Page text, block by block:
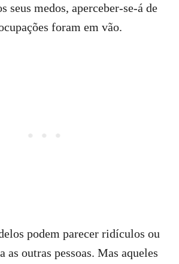
seus medos, aperceber-se-á de
foram em vão.
podem parecer ridículos ou
as outras pessoas. Mas aqueles